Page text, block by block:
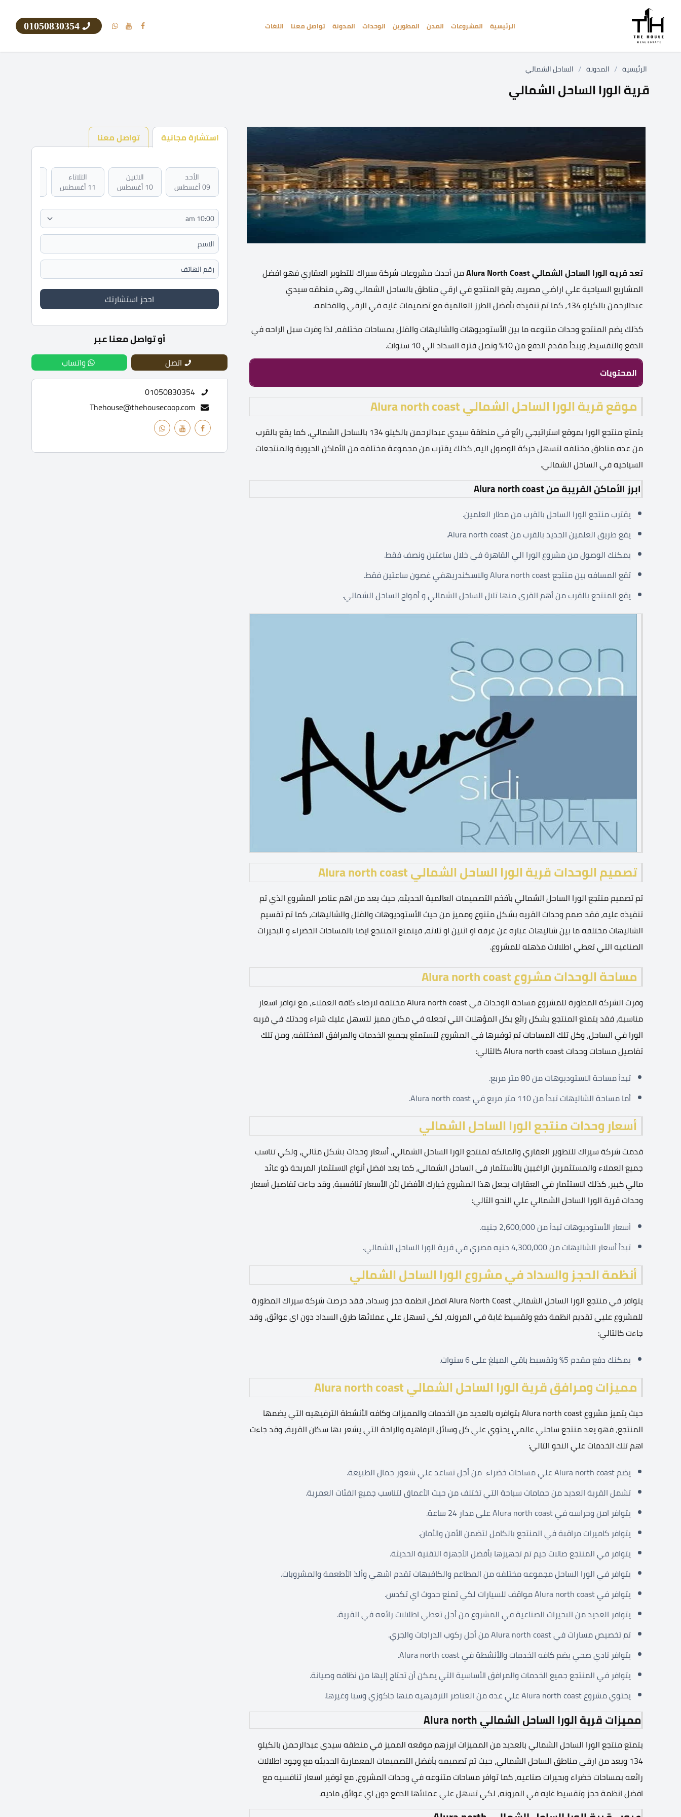
الرئيسية المشروعات المدن المطورين الوحدات المدونة تواصل معنا اللغات 01050830354
الرئيسية / المدونة / الساحل الشمالي
قرية الورا الساحل الشمالي
تعد قريه الورا الساحل الشمالي Alura North Coast
من أحدث مشروعات شركة سيراك للتطوير العقاري فهو افضل
المشاريع السياحية علي اراضي مصريه، يقع المنتجع في ارقي مناطق بالساحل الشمالي وهي منطقه سيدي
عبدالرحمن بالكيلو 134، كما تم تنفيذه بأفضل الطرز العالمية مع تصميمات غايه في الرقي والفخامه.
كذلك يضم المنتجع وحدات متنوعه ما بين الأستوديوهات والشاليهات والفلل بمساحات مختلفه، لذا وفرت سبل الراحه في
الدفع والتقسيط، ويبدأ مقدم الدفع من 10% وتصل فترة السداد الي 10 سنوات.
المحتويات
موقع قرية الورا الساحل الشمالي Alura north coast
يتمتع منتجع الورا بموقع استراتيجي رائع في منطقة سيدي عبدالرحمن بالكيلو 134 بالساحل الشمالي، كما يقع بالقرب
من عده مناطق مختلفه لتسهل حركة الوصول اليه، كذلك يقترب من مجموعة مختلفه من الأماكن الحيوية والمنتجعات
السياحيه في الساحل الشمالي.
ابرز الأماكن القريبة من Alura north coast
يقترب منتجع الورا الساحل بالقرب من مطار العلمين.
يقع طريق العلمين الجديد بالقرب من Alura north coast.
يمكنك الوصول من مشروع الورا الي القاهرة في خلال ساعتين ونصف فقط.
تقع المسافه بين منتجع Alura north coast والاسكندريهفي غصون ساعتين فقط.
يقع المنتجع بالقرب من أهم القرى منها تلال الساحل الشمالي و أمواج الساحل الشمالي.
تصميم الوحدات قرية الورا الساحل الشمالي Alura north coast
تم تصميم منتجع الورا الساحل الشمالي بأفخم التصميمات العالمية الحديثه، حيث يعد من اهم عناصر المشروع الذي تم
تنفيذه عليه، فقد صمم وحدات القريه بشكل متنوع ومميز من حيث الأستوديوهات والفلل والشاليهات، كما تم تقسيم
الشاليهات مختلفه ما بين شاليهات عباره عن غرفه او اثنين او ثلاثه، فيتمتع المنتجع ايضا بالمساحات الخضراء و البحيرات
الصناعيه التي تعطي اطلالات مذهله للمشروع.
مساحة الوحدات مشروع Alura north coast
وفرت الشركة المطورة للمشروع مساحة الوحدات في Alura north coast مختلفه لارضاء كافه العملاء، مع توافر اسعار
مناسبة، فقد يتمتع المنتجع بشكل رائع بكل المؤهلات التي تجعله في مكان مميز لتسهل عليك شراء وحدتك في قريه
الورا في الساحل، وكل تلك المساحات تم توفيرها في المشروع لتستمتع بجميع الخدمات والمرافق المختلفه، ومن تلك
تفاصيل مساحات وحدات Alura north coast كالتالي:
تبدأ مساحة الاستوديوهات من 80 متر مربع.
أما مساحة الشاليهات تبدأ من 110 متر مربع في Alura north coast.
أسعار وحدات منتجع الورا الساحل الشمالي
قدمت شركة سيراك للتطوير العقاري والمالكه لمنتجع الورا الساحل الشمالي، أسعار وحدات بشكل مثالي، ولكي تناسب
جميع العملاء والمستثمرين الراغبين بالأستثمار في الساحل الشمالي، كما يعد افضل أنواع الاستثمار المربحة ذو عائد
مالي كبير، كذلك الاستثمار في العقارات يجعل هذا المشروع خيارك الأفضل لأن الأسعار تنافسية، وقد جاءت تفاصيل أسعار
وحدات قرية الورا الساحل الشمالي علي النحو التالي:
أسعار الأستوديوهات تبدأ من 2,600,000 جنيه.
تبدأ أسعار الشاليهات من 4,300,000 جنيه مصري في قرية الورا الساحل الشمالي.
أنظمة الحجز والسداد في مشروع الورا الساحل الشمالي
يتوافر في منتجع الورا الساحل الشمالي Alura North Coast افضل انظمة حجز وسداد، فقد حرصت شركة سيراك المطورة
للمشروع عليي تقديم انظمة دفع وتقسيط غاية في المرونه، لكي تسهل علي عملائها طرق السداد دون اي عوائق، وقد
جاءت كالتالي:
يمكنك دفع مقدم 5% وتقسيط باقي المبلغ على 6 سنوات.
مميزات ومرافق قرية الورا الساحل الشمالي Alura north coast
حيث يتميز مشروع Alura north coast بتوافره بالعديد من الخدمات والمميزات وكافه الأنشطة الترفيهيه التي يضمها
المنتجع، فهو يعد منتجع ساحلي عالمي يحتوي علي كل وسائل الرفاهيه والراحة التي يشعر بها سكان القرية، وقد جاءت
اهم تلك الخدمات علي النحو التالي:
يضم Alura north coast علي مساحات خضراء من أجل تساعد علي شعور جمال الطبيعة.
تشمل القرية العديد من حمامات سباحة التي تختلف من حيث الأعماق لتناسب جميع الفئات العمرية.
يتوافر امن وحراسه في Alura north coast على مدار 24 ساعة.
يتوافر كاميرات مراقبة في المنتجع بالكامل لتضمن الأمن والأمان.
يتوافر في المنتجع صالات جيم تم تجهيزها بأفضل الأجهزة التقنية الحديثة.
يتوافر في الورا الساحل مجموعه مختلفه من المطاعم والكافيهات تقدم اشهي وألذ الأطعمة والمشروبات.
يتوافر في Alura north coast مواقف للسيارات لكي تمنع حدوث اي تكدس.
يتوافر العديد من البحيرات الصناعية في المشروع من أجل تعطي اطلالات رائعه في القرية.
تم تخصيص مسارات في Alura north coast من أجل ركوب الدراجات والجري.
يتوافر نادي صحي يضم كافه الخدمات والأنشطة في Alura north coast.
يتوافر في المنتجع جميع الخدمات والمرافق الأساسية التي يمكن أن تحتاج إليها من نظافه وصيانة.
يحتوي مشروع Alura north coast علي عده من العناصر الترفيهيه منها جاكوزي وسبا وغيرها.
مميزات قرية الورا الساحل الشمالي Alura north
يتمتع منتجع الورا الساحل الشمالي بالعديد من المميزات ابرزهم موقعه المميز في منطقه سيدي عبدالرحمن بالكيلو
134 ويعد من ارقي مناطق الساحل الشمالي، حيث تم تصميمه بأفضل التصميمات المعمارية الحديثه مع وجود اطلالات
رائعه بمساحات خضراء وبحيرات صناعيه، كما توافر مساحات متنوعه في وحدات المشروع، مع توفير اسعار تنافسيه مع
افضل انظمة حجز وتقسيط غايه في المرونه، لكي تسهل علي عملائها الدفع دون اي عوائق ماديه.
استشارة مجانية تواصل معنا
الأحد
09 أغسطس
الاثنين
10 أغسطس
الثلاثاء
11 أغسطس
احجز استشارتك
أو تواصل معنا عبر
اتصل
واتساب
01050830354
Thehouse@thehousecoop.com